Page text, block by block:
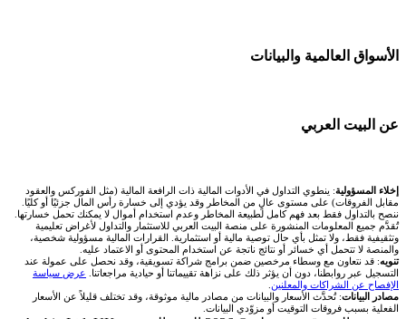
انتراكتيف بروكرز IBKR
شركات تداول في عُمان
شركات تداول في فلسطين
شركات تداول في مصر
🇪🇬 البورصة المصرية
🇶🇦 بورصة قطر
🇧🇭 بورصة البحرين
🇴🇲 بورصة مسقط
🇵🇸 بورصة فلسطين
📊 حاسبة قيمة النقطة
📌 حاسبة النقاط المحورية
📏 حاسبة حجم المركز
🔄 حاسبة تكلفة السواب
🧱 حائط المجتمع
الأسواق العالمية والبيانات
🌐 المؤشرات العالمية
🥇 أسعار الذهب والمعادن
💱 أسعار العملات والفوركس
💵 سعر الريال السعودي في مصر
عن البيت العربي
من نحن
تواصل معنا
فريق المؤلفين
إخلاء المسؤولية: ينطوي التداول في الأدوات المالية ذات الرافعة المالية (مثل الفوركس والعقود
مقابل الفروقات) على مستوى عالٍ من المخاطر وقد يؤدي إلى خسارة رأس المال جزئيًا أو كليًا.
ننصح بالتداول فقط بعد فهم كامل لطبيعة المخاطر وعدم استخدام أموال لا يمكنك تحمل خسارتها.
تُقدَّم جميع المعلومات المنشورة على منصة البيت العربي للاستثمار والتداول لأغراض تعليمية
وتثقيفية فقط، ولا تمثل بأي حال توصية مالية أو استثمارية. القرارات المالية مسؤولية شخصية،
والمنصة لا تتحمل أي خسائر أو نتائج ناتجة عن استخدام المحتوى أو الاعتماد عليه.
تنويه: قد نتعاون مع وسطاء مرخصين ضمن برامج شراكة تسويقية، وقد نحصل على عمولة عند
التسجيل عبر روابطنا، دون أن يؤثر ذلك على نزاهة تقييماتنا أو حيادية مراجعاتنا. عرض سياسة
الإفصاح عن الشراكات والمعلنين
مصادر البيانات: تُحدَّث الأسعار والبيانات من مصادر مالية موثوقة، وقد تختلف قليلاً عن الأسعار
الفعلية بسبب فروقات التوقيت أو مزوّدي البيانات.